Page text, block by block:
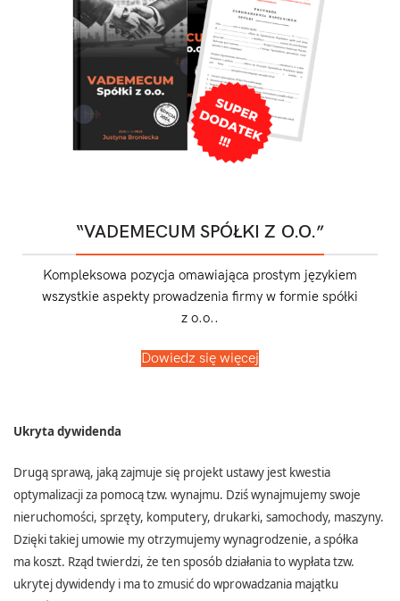
“VADEMECUM SPÓŁKI Z O.O.”
Kompleksowa pozycja omawiająca prostym językiem
wszystkie aspekty prowadzenia firmy w formie spółki
z o.o..
Dowiedz się więcej
Ukryta dywidenda
Drugą sprawą, jaką zajmuje się projekt ustawy jest kwestia
optymalizacji za pomocą tzw. wynajmu. Dziś wynajmujemy swoje
nieruchomości, sprzęty, komputery, drukarki, samochody, maszyny.
Dzięki takiej umowie my otrzymujemy wynagrodzenie, a spółka
ma koszt. Rząd twierdzi, że ten sposób działania to wypłata tzw.
ukrytej dywidendy i ma to zmusić do wprowadzania majątku